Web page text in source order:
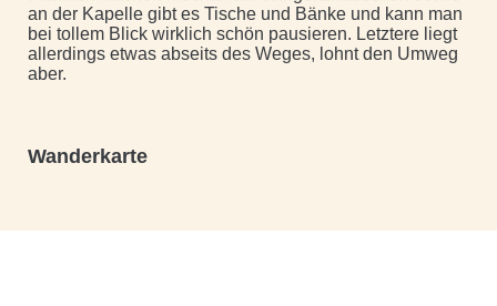
an der Kapelle gibt es Tische und Bänke und kann man
bei tollem Blick wirklich schön pausieren. Letztere liegt
allerdings etwas abseits des Weges, lohnt den Umweg
aber.
Wanderkarte